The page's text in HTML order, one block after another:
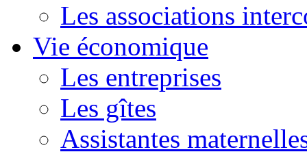
Les associations
Vie économique
Les entreprises
Les gîtes
Assistantes